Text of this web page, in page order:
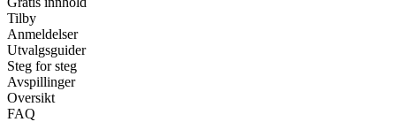
Tilby
Anmeldelser
Utvalgsguider
Steg for steg
Avspillinger
Oversikt
FAQ